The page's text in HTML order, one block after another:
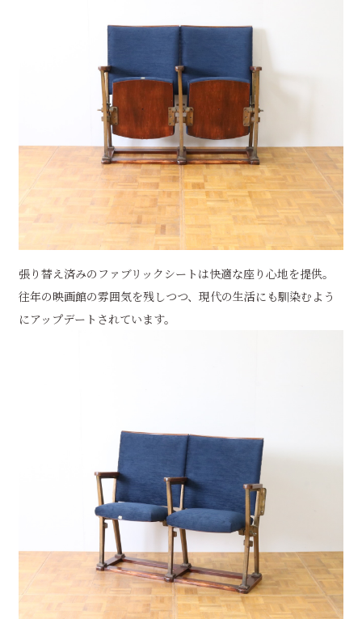
張り替え済みのファブリックシートは快適な座り心地を提供。
往年の映画館の雰囲気を残しつつ、現代の生活にも馴染むよう
にアップデートされています。